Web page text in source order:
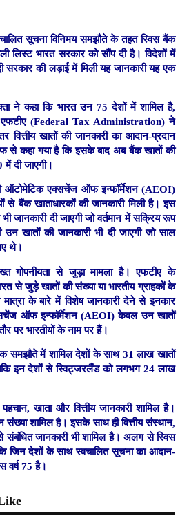
सूचना विनिमय समझौते के तहत स्विस बैंक
लिस्ट भारत सरकार को सौंप दी है। विदेशों में
की लड़ाई में मिली यह जानकारी यह एक
ने कहा कि भारत उन 75 देशों में शामिल है,
(Federal Tax Administration) ने
वित्तीय खातों की जानकारी का आदान-प्रदान
से कहा गया है कि इसके बाद अब बैंक खातों की
दी जाएगी।
ऑटोमेटिक एक्सचेंज ऑफ इन्फॉर्मेशन (AEOI)
से बैंक खाताधारकों की जानकारी मिली है। इस
जानकारी दी जाएगी जो वर्तमान में सक्रिय रूप
खातों की जानकारी भी दी जाएगी जो साल
थे।
गोपनीयता से जुड़ा मामला है। एफटीए के
से जुड़े खातों की संख्या या भारतीय ग्राहकों के
मात्रा के बारे में विशेष जानकारी देने से इनकार
ऑफ इन्फॉर्मेशन (AEOI) केवल उन खातों
पर भारतीयों के नाम पर हैं।
समझौते में शामिल देशों के साथ 31 लाख खातों
इन देशों से स्विट्जरलैंड को लगभग 24 लाख
खाता और वित्तीय जानकारी शामिल है।
शामिल है। इसके साथ ही वित्तीय संस्थान,
जानकारी भी शामिल है। अलग से स्विस
जिन देशों के साथ स्वचालित सूचना का आदान-
इस वर्ष 75 है।